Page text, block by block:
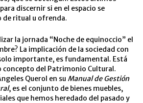
discernir si en el espacio se
de ritual u ofrenda.
la jornada “Noche de equinoccio” el
La implicación de la sociedad con
importante, es fundamental. Está
concepto del Patrimonio Cultural.
Querol en su Manual de Gestión
, es el conjunto de bienes muebles,
que hemos heredado del pasado y